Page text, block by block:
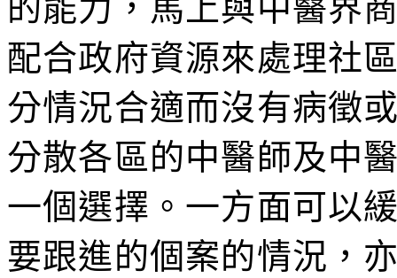
的能力，馬上與中醫界
配合政府資源來處理社
分情況合適而沒有病徵
分散各區的中醫師及中
一個選擇。一方面可以
要跟進的個案的情況，